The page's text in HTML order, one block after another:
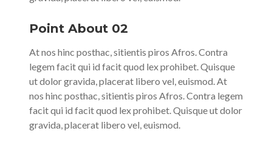
Point About 02
At nos hinc posthac, sitientis piros Afros. Contra
legem facit qui id facit quod lex prohibet. Quisque
ut dolor gravida, placerat libero vel, euismod. At
nos hinc posthac, sitientis piros Afros. Contra legem
facit qui id facit quod lex prohibet. Quisque ut dolor
gravida, placerat libero vel, euismod.